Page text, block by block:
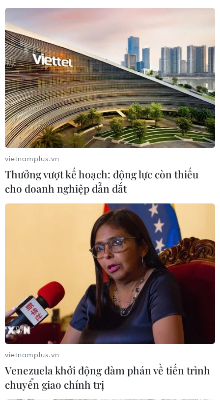
vietnamplus.vn
Thưởng vượt kế hoạch: động lực còn thiếu
cho doanh nghiệp dẫn dắt
vietnamplus.vn
Venezuela khởi động đàm phán về tiến trình
chuyển giao chính trị